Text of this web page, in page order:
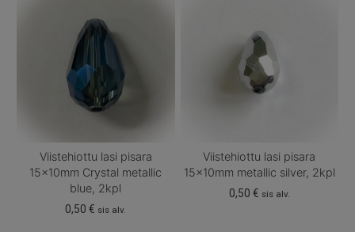
Viistehiottu lasi pisara
15x10mm Crystal metallic
blue, 2kpl
0,50€ sis alv.
Viistehiottu lasi pisara
15x10mm metallic silver, 2kpl
0,50 € sis alv.